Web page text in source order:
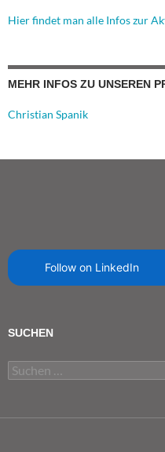
Hier findet man alle Infos zur
MEHR INFOS ZU UNSEREN
Christian Spanik
Follow on LinkedIn
SUCHEN
Suchen
nach: